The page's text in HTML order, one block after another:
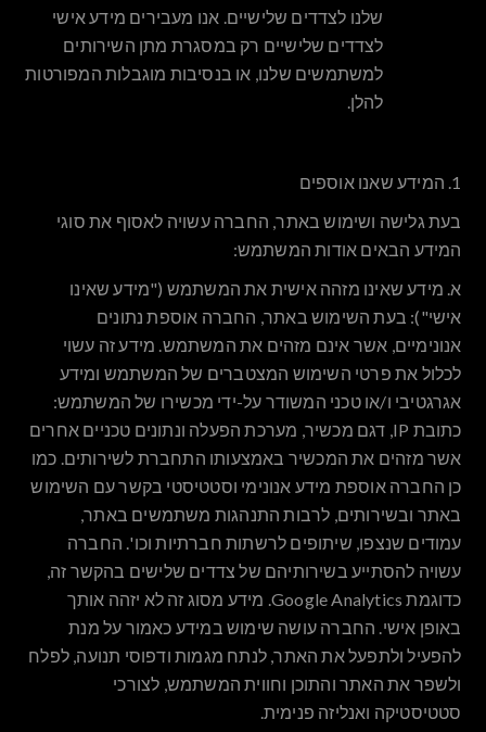
שלנו לצדדים שלישיים. אנו מעבירים מידע אישי
לצדדים שלישיים רק במסגרת מתן השירותים
למשתמשים שלנו, או בנסיבות מוגבלות המפורטות
להלן.
1. המידע שאנו אוספים
בעת גלישה ושימוש באתר, החברה עשויה לאסוף את סוגי
המידע הבאים אודות המשתמש:
א. מידע שאינו מזהה אישית את המשתמש ("מידע שאינו
אישי"): בעת השימוש באתר, החברה אוספת נתונים
אנונימיים, אשר אינם מזהים את המשתמש. מידע זה עשוי
לכלול את פרטי השימוש המצטברים של המשתמש ומידע
אגרגטיבי ו/או טכני המשודר על-ידי מכשירו של המשתמש:
כתובת IP, דגם מכשיר, מערכת הפעלה ונתונים טכניים אחרים
אשר מזהים את המכשיר באמצעותו התחברת לשירותים. כמו
כן החברה אוספת מידע אנונימי וסטטיסטי בקשר עם השימוש
באתר ובשירותים, לרבות התנהגות משתמשים באתר,
עמודים שנצפו, שיתופים לרשתות חברתיות וכו'. החברה
עשויה להסתייע בשירותיהם של צדדים שלישים בהקשר זה,
כדוגמת Google Analytics. מידע מסוג זה לא יזהה אותך
באופן אישי. החברה עושה שימוש במידע כאמור על מנת
להפעיל ולתפעל את האתר, לנתח מגמות ודפוסי תנועה, לפלח
ולשפר את האתר והתוכן וחווית המשתמש, לצורכי
סטטיסטיקה ואנליזה פנימית.